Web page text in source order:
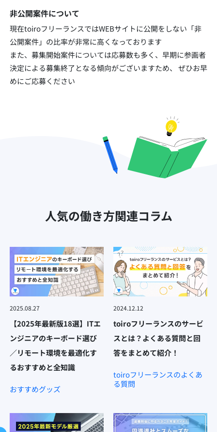
非公開案件について
現在toiroフリーランスではWEBサイトに公開をしない「非
公開案件」の比率が非常に高くなっております​
また、募集開始案件については応募数も多く、早期に参画者
決定による募集終了となる傾向がございますため、 ぜひお早
めにご応募ください
人気の働き方関連コラム
2025.08.27
【2025年最新版18選】ITエ
ンジニアのキーボード選び
／リモート環境を最適化す
るおすすめと全知識
おすすめグッズ
2024.12.12
toiroフリーランスのサービ
スとは？よくある質問と回
答をまとめて紹介！
toiroフリーランスのよくあ
る質問